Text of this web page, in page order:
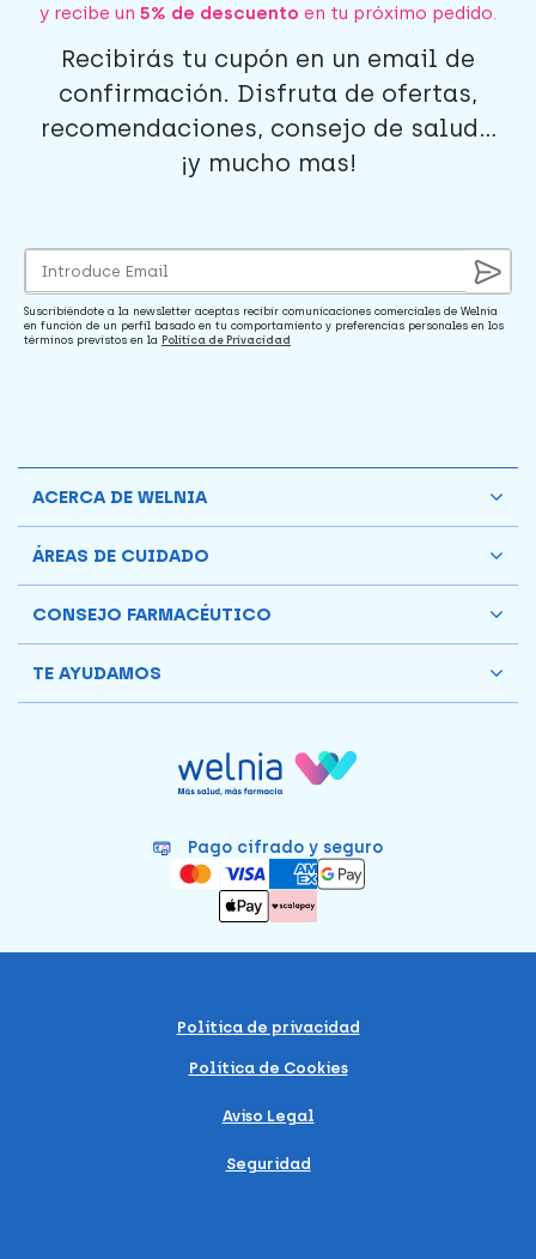
y recibe un 5% de descuento en tu próximo pedido.
Recibirás tu cupón en un email de
confirmación. Disfruta de ofertas,
recomendaciones, consejo de salud...
¡y mucho mas!
Suscribiéndote a la newsletter aceptas recibir comunicaciones comerciales de Welnia
en función de un perfil basado en tu comportamiento y preferencias personales en los
términos previstos en la Política de Privacidad
Pago cifrado y seguro
ACERCA DE WELNIA
ÁREAS DE CUIDADO
CONSEJO FARMACÉUTICO
TE AYUDAMOS
Política de privacidad
Política de Cookies
Aviso Legal
Seguridad